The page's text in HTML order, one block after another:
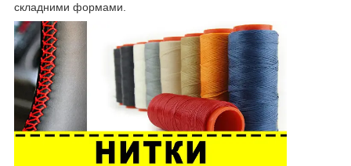
складними формами.